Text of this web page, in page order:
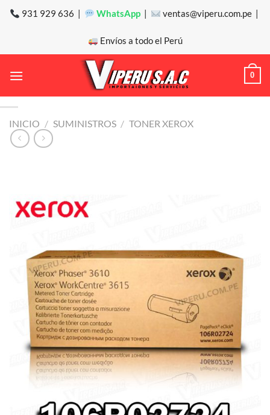
Saltar
931 929 636 | WhatsApp | ventas@viperu.com.pe |
Envíos a todo el Perú
0
INICIO / SUMINISTROS / TONER XEROX